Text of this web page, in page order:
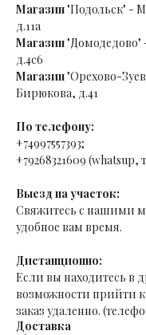
Магазин"Подольск" -
д.11а
Магазин"Домодедово"
д.4с6
Магазин"Орехово-
Бирюкова, д.41
По телефону:
+74997557393;
+79268321609
Выезд на участок:
Свяжитесь с нашими
удобное вам время.
Дистанционно:
Если вы находитесь в
возможности прийти
заказ удаленно.
Доставка